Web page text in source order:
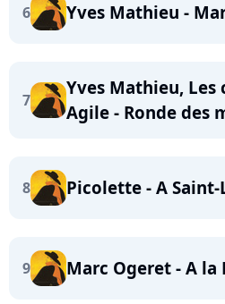
6 Yves Mathieu -
7
Yves Mathieu, Les
Agile - Ronde des
8 Picolette - A Saint-
9 Marc Ogeret - A la